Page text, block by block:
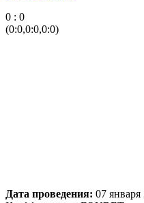
0 : 0
(0:0,0:0,0:0)
Дата проведения: 07 января